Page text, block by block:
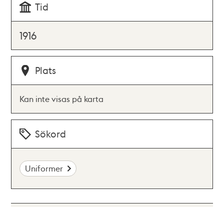
Tid
1916
Plats
Kan inte visas på karta
Sökord
Uniformer